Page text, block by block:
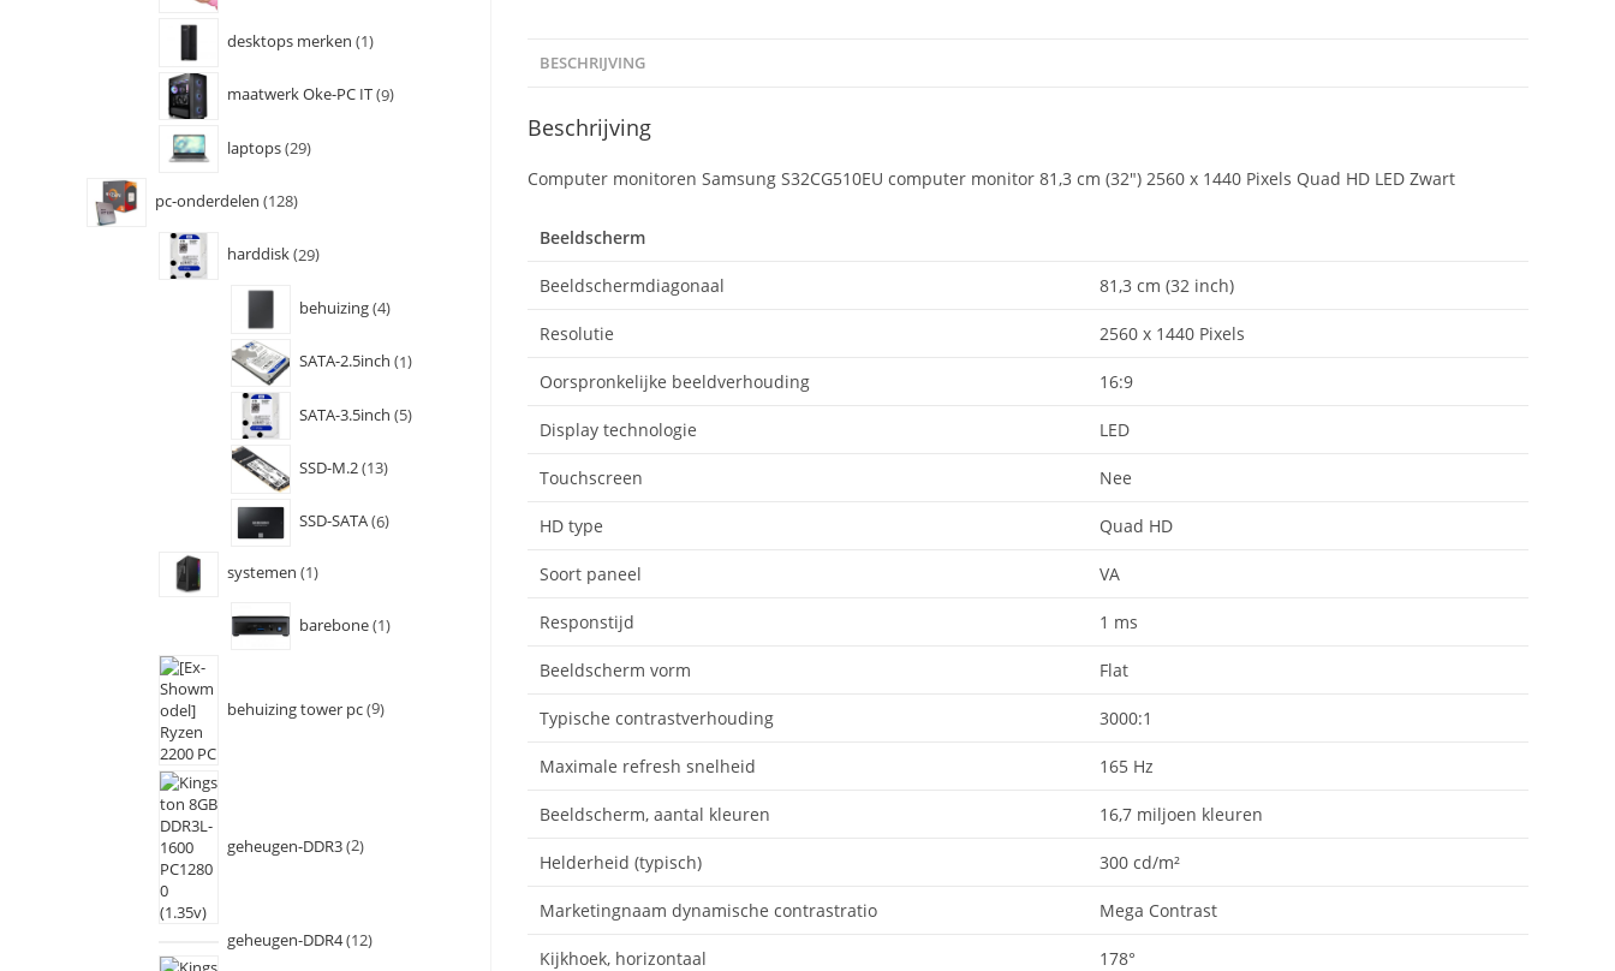
BESCHRIJVING
Beschrijving
Computer monitoren Samsung S32CG510EU computer monitor 81,3 cm (32") 2560 x 1440 Pixels Quad HD LED Zwart
Beeldscherm
Beeldschermdiagonaal 81,3 cm (32 inch)
Resolutie 2560 x 1440 Pixels
Oorspronkelijke beeldverhouding 16:9
Display technologie LED
Touchscreen Nee
HD type Quad HD
Soort paneel VA
Responstijd 1 ms
Beeldscherm vorm Flat
Typische contrastverhouding 3000:1
Maximale refresh snelheid 165 Hz
Beeldscherm, aantal kleuren 16,7 miljoen kleuren
Helderheid (typisch) 300 cd/m²
Marketingnaam dynamische contrastratio Mega Contrast
Kijkhoek, horizontaal 178°
desktops merken 1
maatwerk Oke-PC IT 9
laptops 29
pc-onderdelen 128
harddisk 29
behuizing 4
SATA-2.5inch 1
SATA-3.5inch 5
SSD-M.2 13
SSD-SATA 6
systemen 1
barebone 1
behuizing tower pc 9
geheugen-DDR3 2
geheugen-DDR4 12